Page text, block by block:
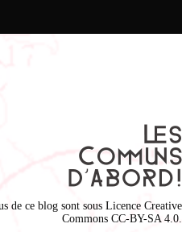
de ce blog sont sous Licence Creative
Commons CC-BY-SA 4.0